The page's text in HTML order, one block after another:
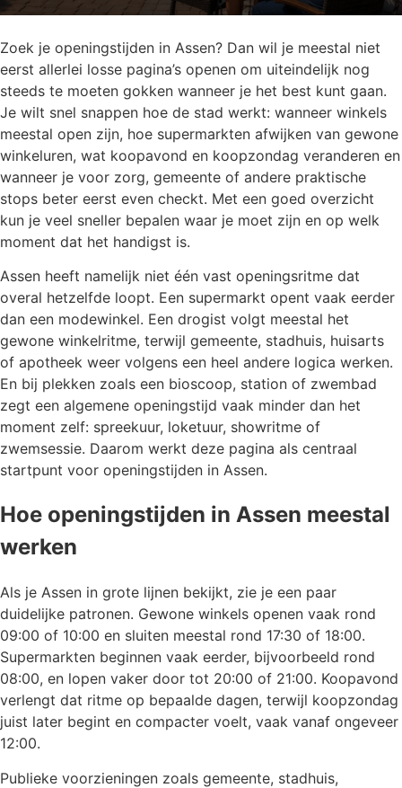
Zoek je openingstijden in Assen? Dan wil je meestal niet
eerst allerlei losse pagina’s openen om uiteindelijk nog
steeds te moeten gokken wanneer je het best kunt gaan.
Je wilt snel snappen hoe de stad werkt: wanneer winkels
meestal open zijn, hoe supermarkten afwijken van gewone
winkeluren, wat koopavond en koopzondag veranderen en
wanneer je voor zorg, gemeente of andere praktische
stops beter eerst even checkt. Met een goed overzicht
kun je veel sneller bepalen waar je moet zijn en op welk
moment dat het handigst is.
Assen heeft namelijk niet één vast openingsritme dat
overal hetzelfde loopt. Een supermarkt opent vaak eerder
dan een modewinkel. Een drogist volgt meestal het
gewone winkelritme, terwijl gemeente, stadhuis, huisarts
of apotheek weer volgens een heel andere logica werken.
En bij plekken zoals een bioscoop, station of zwembad
zegt een algemene openingstijd vaak minder dan het
moment zelf: spreekuur, loketuur, showritme of
zwemsessie. Daarom werkt deze pagina als centraal
startpunt voor openingstijden in Assen.
Hoe openingstijden in Assen meestal
werken
Als je Assen in grote lijnen bekijkt, zie je een paar
duidelijke patronen. Gewone winkels openen vaak rond
09:00 of 10:00 en sluiten meestal rond 17:30 of 18:00.
Supermarkten beginnen vaak eerder, bijvoorbeeld rond
08:00, en lopen vaker door tot 20:00 of 21:00. Koopavond
verlengt dat ritme op bepaalde dagen, terwijl koopzondag
juist later begint en compacter voelt, vaak vanaf ongeveer
12:00.
Publieke voorzieningen zoals gemeente, stadhuis,